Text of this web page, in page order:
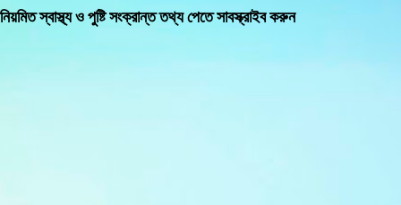
নিয়মিত স্বাস্থ্য ও পুষ্টি সংক্রান্ত তথ্য পেতে সাবস্ক্রাইব করুন